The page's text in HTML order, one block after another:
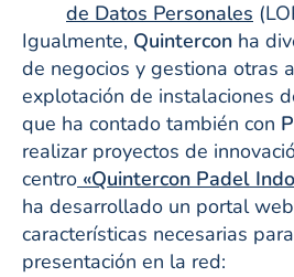
de Datos Personales
Igualmente, Quintercon ha
de negocios y gestiona otras
explotación de instalaciones
que ha contado también con
realizar proyectos de
centro «Quintercon Padel
ha desarrollado un portal
características necesarias
presentación en la red: